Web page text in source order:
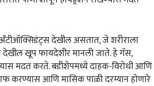
देखील असतात, जे शरीराला
देखील खूप फायदेशीर मानली जाते. हे गॅस,
मदत करते. बडीशेपमध्ये दाहक-विरोधी आणि
करण्यास आणि मासिक पाळी दरम्यान होणारे